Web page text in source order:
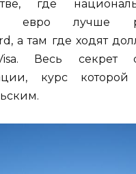
где
евро лучше
а там где ходят
Весь секрет
курс